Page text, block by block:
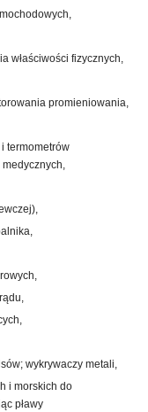
właściwości fizycznych,
promieniowania,
termometrów
medycznych,
wykrywaczy metali,
i morskich do
pławy